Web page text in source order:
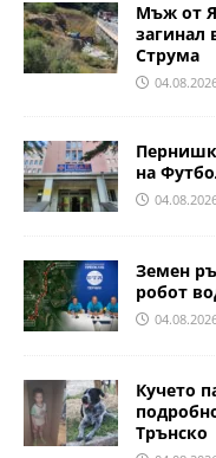
Мъж от
загинал
Струма
на
Земен
робот
Кучето
Трънско